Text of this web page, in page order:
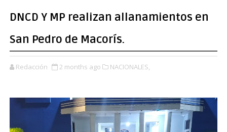
DNCD Y MP realizan allanamientos en
San Pedro de Macorís.
Redacción 2 months ago NACIONALES,